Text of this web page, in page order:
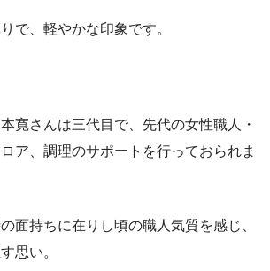
で、軽やかな印象です。
寛さんは三代目で、先代の女性職人・
ア、調理のサポートを行っておられま
面持ちに在りし頃の職人気質を感じ、
思い。